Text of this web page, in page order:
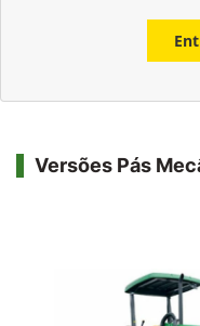
Versões Pás